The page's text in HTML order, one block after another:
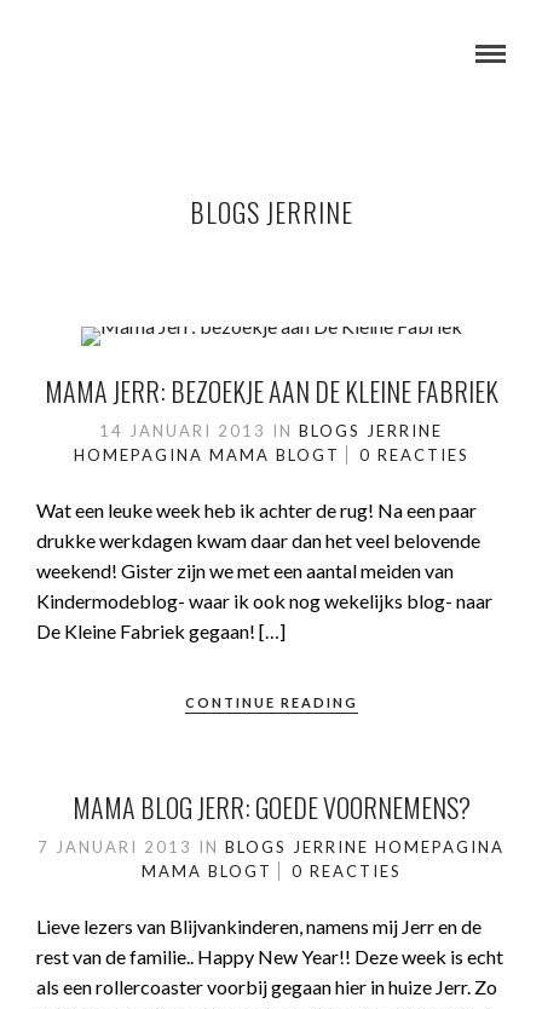
BLOGS JERRINE
MAMA JERR: BEZOEKJE AAN DE KLEINE FABRIEK
14 JANUARI 2013 IN BLOGS JERRINE
HOMEPAGINA MAMA BLOGT 0 REACTIES
Wat een leuke week heb ik achter de rug! Na een paar
drukke werkdagen kwam daar dan het veel belovende
weekend! Gister zijn we met een aantal meiden van
Kindermodeblog- waar ik ook nog wekelijks blog- naar
De Kleine Fabriek gegaan! […]
CONTINUE READING
MAMA BLOG JERR: GOEDE VOORNEMENS?
7 JANUARI 2013 IN BLOGS JERRINE HOMEPAGINA
MAMA BLOGT
0 REACTIES
Lieve lezers van Blijvankinderen, namens mij Jerr en de
rest van de familie.. Happy New Year!! Deze week is echt
als een rollercoaster voorbij gegaan hier in huize Jerr. Zo